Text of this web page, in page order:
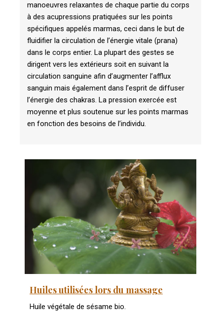
manoeuvres relaxantes de chaque partie du corps
à des acupressions pratiquées sur les points
spécifiques appelés marmas, ceci dans le but de
fluidifier la circulation de l’énergie vitale (prana)
dans le corps entier. La plupart des gestes se
dirigent vers les extérieurs soit en suivant la
circulation sanguine afin d’augmenter l’afflux
sanguin mais également dans l’esprit de diffuser
l’énergie des chakras. La pression exercée est
moyenne et plus soutenue sur les points marmas
en fonction des besoins de l’individu.
Huiles utilisées lors du massage
Huile végétale de sésame bio.